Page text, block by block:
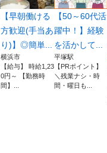
【早朝働ける
方歓迎(手当あ
り)】◎簡単...
横浜市
【給与】 時給1,23
0円～ 【勤務時
間】...
【50～60代活
躍中！】経験
を活かして...
平塚駅
【PRポイント】
＼残業ナシ・時
間・曜日も...